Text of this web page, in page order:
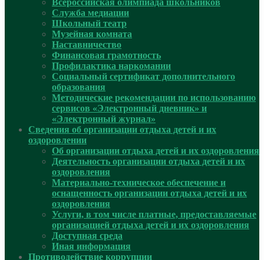
Всероссийская олимпиада школьников
Служба медиации
Школьный театр
Музейная комната
Наставничество
Финансовая грамотность
Профилактика наркомании
Социальный сертификат дополнительного
образования
Методические рекомендации по использованию
сервисов «Электронный дневник» и
«Электронный журнал»
Сведения об организации отдыха детей и их
оздоровлении
Об организации отдыха детей и их оздоровления
Деятельность организации отдыха детей и их
оздоровления
Материально-техническое обеспечение и
оснащенность организации отдыха детей и их
оздоровления
Услуги, в том числе платные, предоставляемые
организацией отдыха детей и их оздоровления
Доступная среда
Иная информация
Противодействие коррупции